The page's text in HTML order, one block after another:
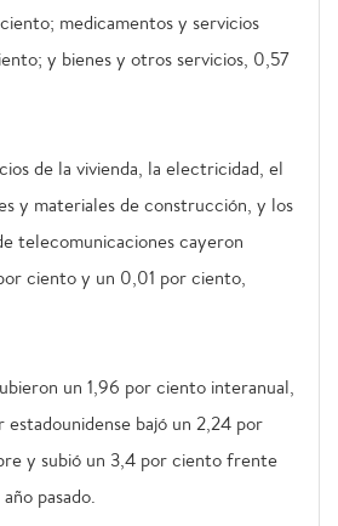
medicamentos y servicios
y bienes y otros servicios, 0,57
de la vivienda, la electricidad, el
y materiales de construcción, y los
telecomunicaciones cayeron
ciento y un 0,01 por ciento,
un 1,96 por ciento interanual,
estadounidense bajó un 2,24 por
y subió un 3,4 por ciento frente
pasado.